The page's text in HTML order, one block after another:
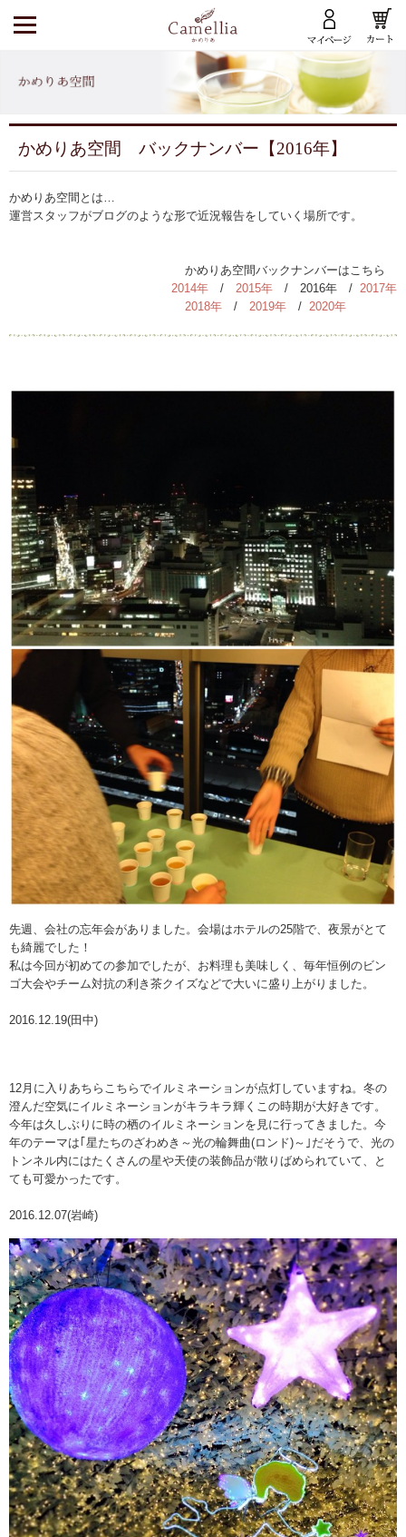
トップ
かめりあのブランド
ころる
かめりあの商品
かめりあの健康茶
かめりあの食品・茶器
ギフト
キャンペーン
コンセプト
ショッピングガイド
ショッピングガイド
はじめての方へ
支払い・送料について
特定商取引法に基づく表示
ポイントについて
プライバシーポリシー
お客様の声
お茶との付き合い方
お茶を愉しむワンポイント
急須の上手な取扱い方
お茶の保存方法
運営会社
ピックアップ特集
お茶全書
お茶全書
お茶は飲むマスク
サイトマップ
かめりあ空間 バックナンバー【2016年】
かめりあ空間とは…
運営スタッフがブログのような形で近況報告をしていく場所です。
かめりあ空間バックナンバーはこちら
2014年 / 2015年 / 2016年 / 2017年
2018年 / 2019年 / 2020年
先週、会社の忘年会がありました。会場はホテルの25階で、夜景がとて
も綺麗でした！
私は今回が初めての参加でしたが、お料理も美味しく、毎年恒例のビン
ゴ大会やチーム対抗の利き茶クイズなどで大いに盛り上がりました。
2016.12.19(田中)
12月に入りあちらこちらでイルミネーションが点灯していますね。冬の
澄んだ空気にイルミネーションがキラキラ輝くこの時期が大好きです。
今年は久しぶりに時の栖のイルミネーションを見に行ってきました。今
年のテーマは｢星たちのざわめき～光の輪舞曲(ロンド)～｣だそうで、光の
トンネル内にはたくさんの星や天使の装飾品が散りばめられていて、と
ても可愛かったです。
2016.12.07(岩崎)